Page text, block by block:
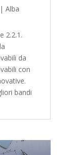
| Alba
2.2.1.
da
con
bandi